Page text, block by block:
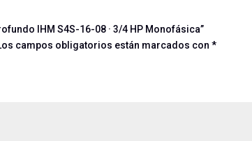
IHM S4S-16-08 · 3/4 HP Monofásica”
campos obligatorios están marcados con *